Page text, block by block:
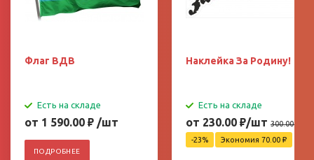
Флаг ВДВ
Есть на складе
от 1 590.00 ₽ /шт
ПОДРОБНЕЕ
Наклейка За Родину!
Есть на складе
от 230.00 ₽/шт 300.00₽
-23%
Экономия 70.00 ₽